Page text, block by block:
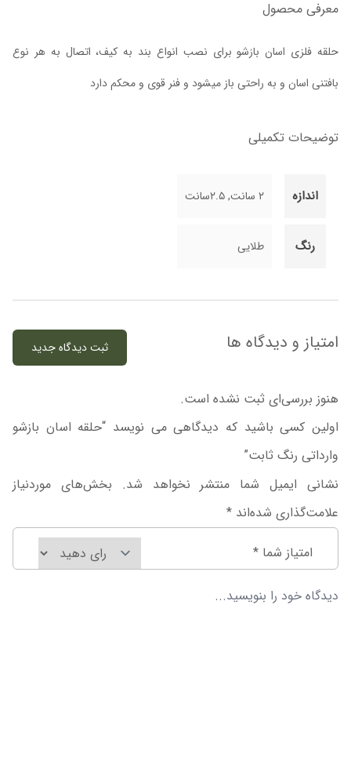
معرفی محصول
حلقه فلزی اسان بازشو برای نصب انواع بند به کیف، اتصال به هر نوع
بافتنی اسان و به راحتی باز میشود و فنر قوی و محکم دارد
توضیحات تکمیلی
اندازه ۲ سانت, ۲.۵سانت
رنگ طلایی
امتیاز و دیدگاه ها ثبت دیدگاه جدید
هنوز بررسی‌ای ثبت نشده است.
اولین کسی باشید که دیدگاهی می نویسد “حلقه اسان بازشو
وارداتی رنگ ثابت”
نشانی ایمیل شما منتشر نخواهد شد. بخش‌های موردنیاز
علامت‌گذاری شده‌اند *
امتیاز شما *